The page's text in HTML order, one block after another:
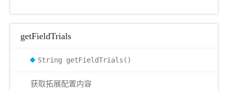
getFieldTrials
String getFieldTrials()
获取拓展配置内容